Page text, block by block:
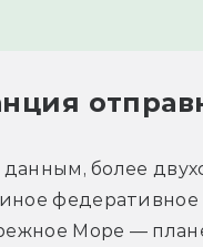
более
Море —